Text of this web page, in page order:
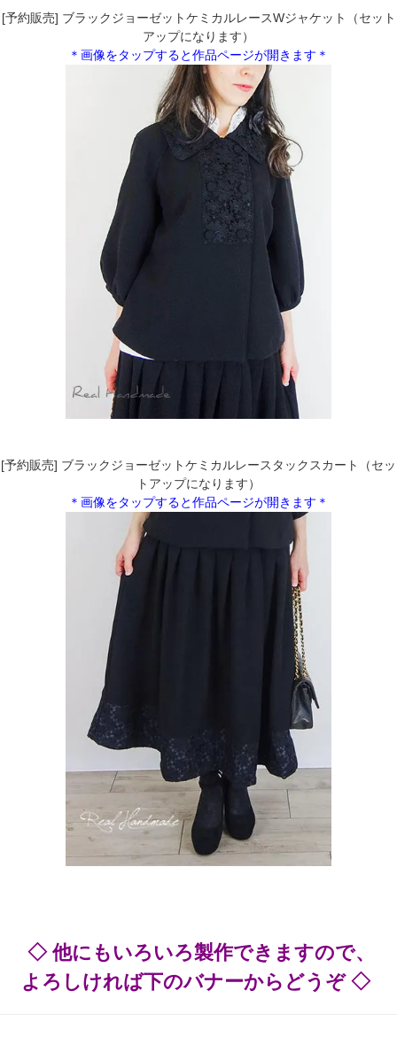
[予約販売] ブラックジョーゼットケミカルレースWジャケット（セット
アップになります）
＊画像をタップすると作品ページが開きます＊
[予約販売] ブラックジョーゼットケミカルレースタックスカート（セッ
トアップになります）
＊画像をタップすると作品ページが開きます＊
◇ 他にもいろいろ製作できますので、
よろしければ下のバナーからどうぞ ◇